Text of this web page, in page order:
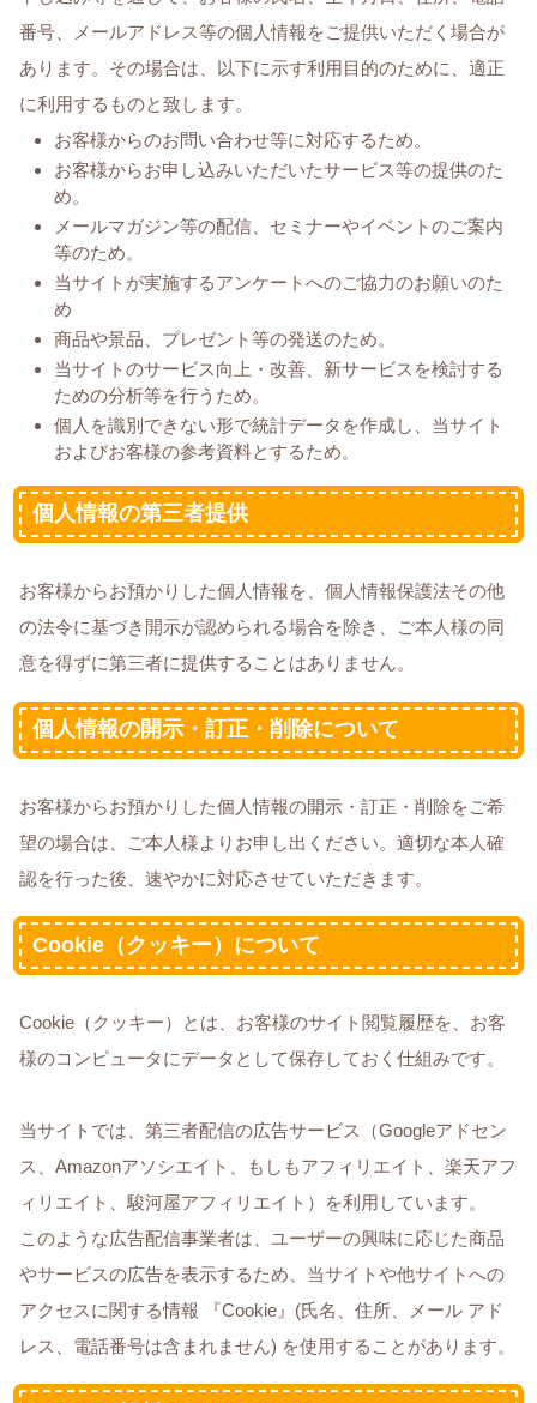
番号、メールアドレス等の個人情報をご提供いただく場合が
あります。その場合は、以下に示す利用目的のために、適正
に利用するものと致します。
お客様からのお問い合わせ等に対応するため。
お客様からお申し込みいただいたサービス等の提供のた
め。
メールマガジン等の配信、セミナーやイベントのご案内
等のため。
当サイトが実施するアンケートへのご協力のお願いのた
め
商品や景品、プレゼント等の発送のため。
当サイトのサービス向上・改善、新サービスを検討する
ための分析等を行うため。
個人を識別できない形で統計データを作成し、当サイト
およびお客様の参考資料とするため。
個人情報の第三者提供
お客様からお預かりした個人情報を、個人情報保護法その他
の法令に基づき開示が認められる場合を除き、ご本人様の同
意を得ずに第三者に提供することはありません。
個人情報の開示・訂正・削除について
お客様からお預かりした個人情報の開示・訂正・削除をご希
望の場合は、ご本人様よりお申し出ください。適切な本人確
認を行った後、速やかに対応させていただきます。
Cookie（クッキー）について
Cookie（クッキー）とは、お客様のサイト閲覧履歴を、お客
様のコンピュータにデータとして保存しておく仕組みです。
当サイトでは、第三者配信の広告サービス（Googleアドセン
ス、Amazonアソシエイト、もしもアフィリエイト、楽天アフ
ィリエイト、駿河屋アフィリエイト）を利用しています。
このような広告配信事業者は、ユーザーの興味に応じた商品
やサービスの広告を表示するため、当サイトや他サイトへの
アクセスに関する情報 『Cookie』(氏名、住所、メール アド
レス、電話番号は含まれません) を使用することがあります。